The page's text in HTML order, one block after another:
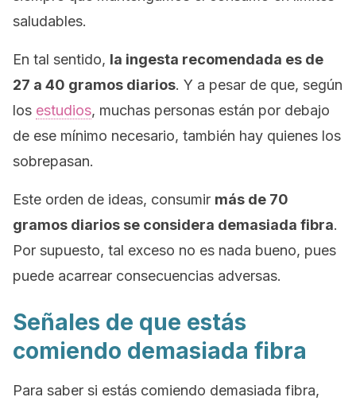
saludables.
En tal sentido, la ingesta recomendada es de
27 a 40 gramos diarios. Y a pesar de que, según
los estudios, muchas personas están por debajo
de ese mínimo necesario, también hay quienes los
sobrepasan.
Este orden de ideas, consumir más de 70
gramos diarios se considera demasiada fibra.
Por supuesto, tal exceso no es nada bueno, pues
puede acarrear consecuencias adversas.
Señales de que estás
comiendo demasiada fibra
Para saber si estás comiendo demasiada fibra,